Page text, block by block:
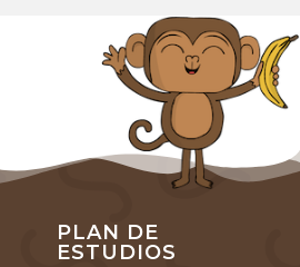
PLAN DE
ESTUDIOS